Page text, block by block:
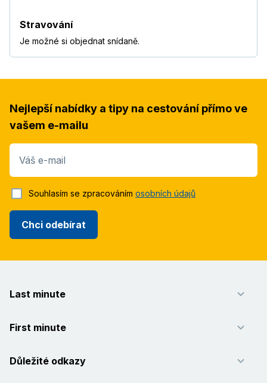
Stravování
Je možné si objednat snídaně.
Nejlepší nabídky a tipy na cestování přímo ve
vašem e-mailu
Váš e-mail
Chci odebírat
Souhlasím se zpracováním osobních údajů
Last minute
First minute
Důležité odkazy